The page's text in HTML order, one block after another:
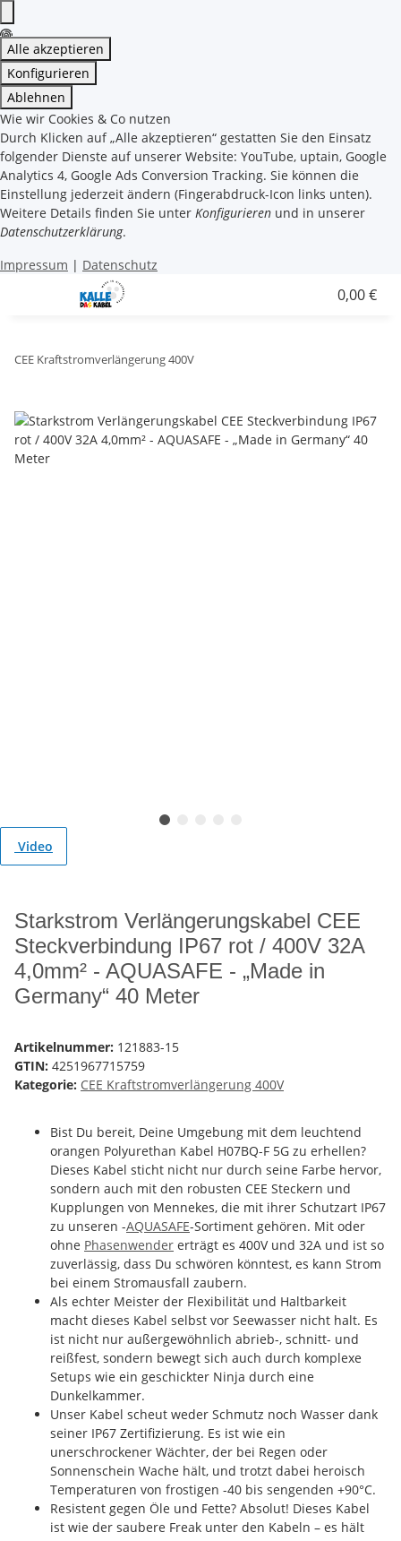
Alle akzeptieren
Konfigurieren
Ablehnen
Wie wir Cookies & Co nutzen
Durch Klicken auf „Alle akzeptieren“ gestatten Sie den Einsatz
folgender Dienste auf unserer Website: YouTube, uptain, Google
Analytics 4, Google Ads Conversion Tracking. Sie können die
Einstellung jederzeit ändern (Fingerabdruck-Icon links unten).
Weitere Details finden Sie unter Konfigurieren und in unserer
Datenschutzerklärung.
Impressum | Datenschutz
0,00 €
CEE Kraftstromverlängerung 400V
Video
Starkstrom Verlängerungskabel CEE
Steckverbindung IP67 rot / 400V 32A
4,0mm² - AQUASAFE - „Made in
Germany“ 40 Meter
Artikelnummer: 121883-15
GTIN: 4251967715759
Kategorie: CEE Kraftstromverlängerung 400V
Bist Du bereit, Deine Umgebung mit dem leuchtend
orangen Polyurethan Kabel H07BQ-F 5G zu erhellen?
Dieses Kabel sticht nicht nur durch seine Farbe hervor,
sondern auch mit den robusten CEE Steckern und
Kupplungen von Mennekes, die mit ihrer Schutzart IP67
zu unseren -AQUASAFE-Sortiment gehören. Mit oder
ohne Phasenwender erträgt es 400V und 32A und ist so
zuverlässig, dass Du schwören könntest, es kann Strom
bei einem Stromausfall zaubern.
Als echter Meister der Flexibilität und Haltbarkeit
macht dieses Kabel selbst vor Seewasser nicht halt. Es
ist nicht nur außergewöhnlich abrieb-, schnitt- und
reißfest, sondern bewegt sich auch durch komplexe
Setups wie ein geschickter Ninja durch eine
Dunkelkammer.
Unser Kabel scheut weder Schmutz noch Wasser dank
seiner IP67 Zertifizierung. Es ist wie ein
unerschrockener Wächter, der bei Regen oder
Sonnenschein Wache hält, und trotzt dabei heroisch
Temperaturen von frostigen -40 bis sengenden +90°C.
Resistent gegen Öle und Fette? Absolut! Dieses Kabel
ist wie der saubere Freak unter den Kabeln – es hält